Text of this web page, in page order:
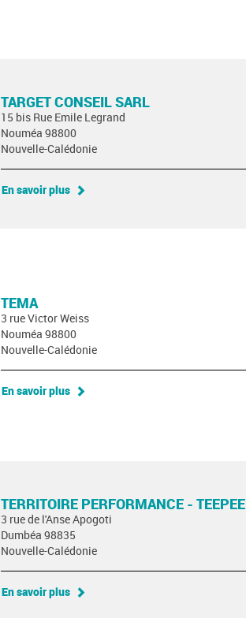
TARGET CONSEIL SARL
15 bis Rue Emile Legrand
Nouméa 98800
Nouvelle-Calédonie
En savoir plus
TEMA
3 rue Victor Weiss
Nouméa 98800
Nouvelle-Calédonie
En savoir plus
TERRITOIRE PERFORMANCE - TEEPEE
3 rue de l'Anse Apogoti
Dumbéa 98835
Nouvelle-Calédonie
En savoir plus